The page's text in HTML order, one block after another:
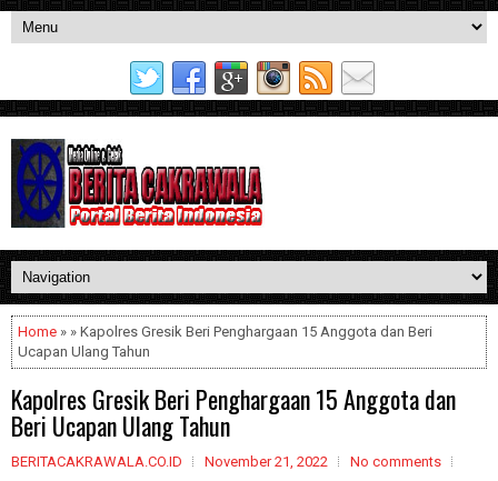
Home » » Kapolres Gresik Beri Penghargaan 15 Anggota dan Beri
Ucapan Ulang Tahun
Kapolres Gresik Beri Penghargaan 15 Anggota dan
Beri Ucapan Ulang Tahun
BERITACAKRAWALA.CO.ID November 21, 2022 No comments